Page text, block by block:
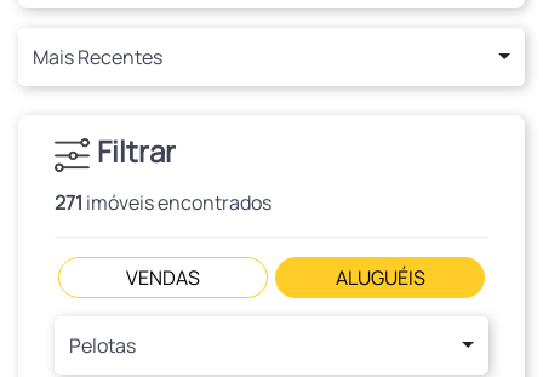
Mais Recentes
Filtrar
271 imóveis encontrados
VENDAS ALUGUÉIS
Pelotas